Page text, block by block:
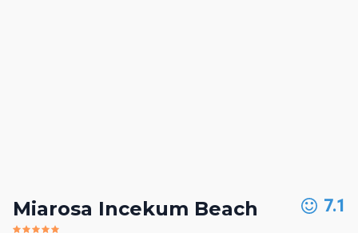
Miarosa Incekum Beach 7.1